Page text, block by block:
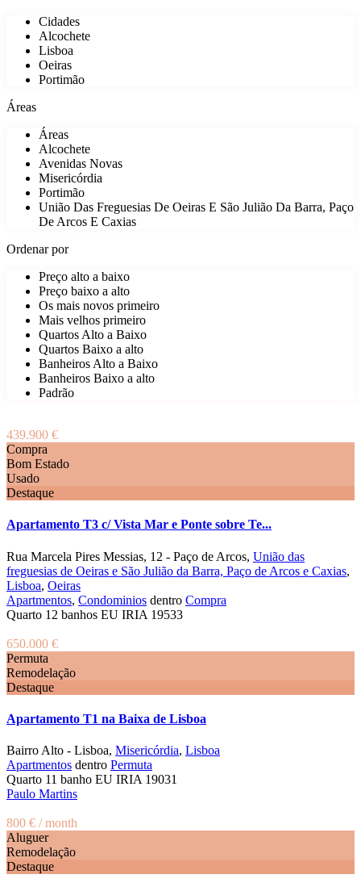
Cidades
Alcochete
Lisboa
Oeiras
Portimão
Áreas
Áreas
Alcochete
Avenidas Novas
Misericórdia
Portimão
União Das Freguesias De Oeiras E São Julião Da Barra, Paço
De Arcos E Caxias
Ordenar por
Preço alto a baixo
Preço baixo a alto
Os mais novos primeiro
Mais velhos primeiro
Quartos Alto a Baixo
Quartos Baixo a alto
Banheiros Alto a Baixo
Banheiros Baixo a alto
Padrão
439.900 €
Compra
Bom Estado
Usado
Destaque
Apartamento T3 c/ Vista Mar e Ponte sobre Te...
Rua Marcela Pires Messias, 12 - Paço de Arcos, União das
freguesias de Oeiras e São Julião da Barra, Paço de Arcos e Caxias,
Lisboa, Oeiras
Apartmentos, Condominios dentro Compra
Quarto 1 2 banhos EU IRIA 19533
650.000 €
Permuta
Remodelação
Destaque
Apartamento T1 na Baixa de Lisboa
Bairro Alto - Lisboa, Misericórdia, Lisboa
Apartmentos dentro Permuta
Quarto 11 banho EU IRIA 19031
Paulo Martins
800 € / month
Aluguer
Remodelação
Destaque